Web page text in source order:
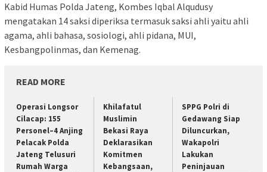
Kabid Humas Polda Jateng, Kombes Iqbal Alqudusy
mengatakan 14 saksi diperiksa termasuk saksi ahli yaitu ahli
agama, ahli bahasa, sosiologi, ahli pidana, MUI,
Kesbangpolinmas, dan Kemenag.
READ MORE
Operasi Longsor
Cilacap: 155
Personel–4 Anjing
Pelacak Polda
Jateng Telusuri
Rumah Warga
Khilafatul
Muslimin
Bekasi Raya
Deklarasikan
Komitmen
Kebangsaan,
SPPG Polri di
Gedawang Siap
Diluncurkan,
Wakapolri
Lakukan
Peninjauan